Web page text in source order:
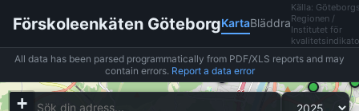
Förskoleenkäten GöteborgKartaBläddra
Källa:
Regionen /
Institutet för
All data has been parsed programmatically from PDF/XLS reports and may
contain errors. Report a data error
+